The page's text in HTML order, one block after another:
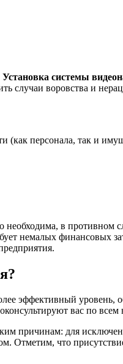
Установка системы
случаи воровства и
(как персонала, так и
необходима, в противном
немалых финансовых
эффективный
вас по
причинам: для
Отметим, что